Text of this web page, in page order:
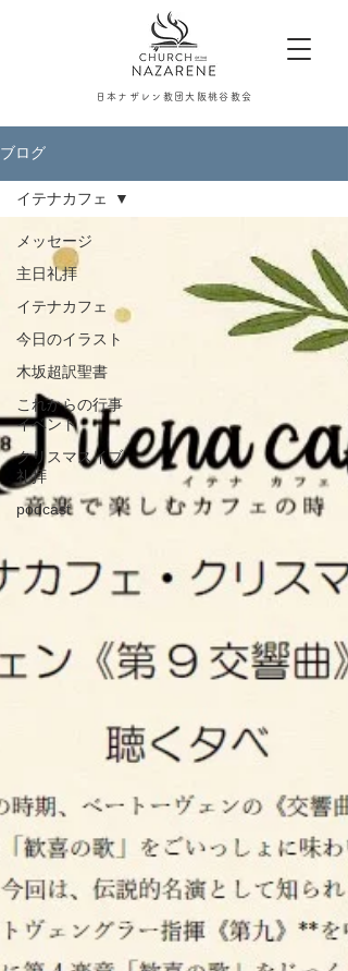
日本ナザレン教団大阪桃谷教会
ブログ
メッセージ
主日礼拝
イテナカフェ
今日のイラスト
木坂超訳聖書
これからの行事
イベント
クリスマスイブ
礼拝
podcast
イテナカフェ